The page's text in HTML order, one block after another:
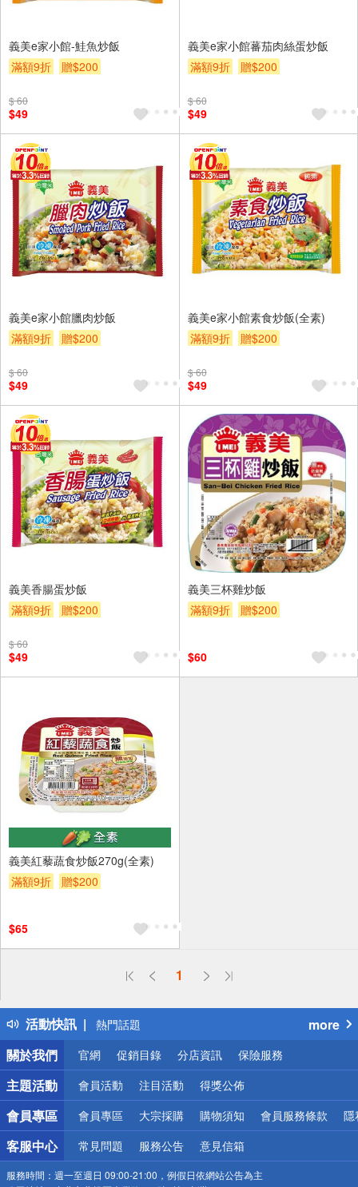
義美e家小館-鮭魚炒飯
滿額9折
贈$200
$ 60
$49
義美e家小館蕃茄肉絲蛋炒飯
滿額9折
贈$200
$ 60
$49
義美e家小館臘肉炒飯
滿額9折
贈$200
$ 60
$49
義美e家小館素食炒飯(全素)
滿額9折
贈$200
$ 60
$49
義美香腸蛋炒飯
滿額9折
贈$200
$ 60
$49
義美三杯雞炒飯
滿額9折
贈$200
$60
義美紅藜蔬食炒飯270g(全素)
滿額9折
贈$200
$65
1
活動快訊
偏遠地區配送
得獎公告
熱門話題
銀行優惠
偏遠地區配送
詐騙網頁！請小心！
more
關於我們
官網 促銷目錄 分店資訊 保險服務
主題活動 會員活動 注目活動 得獎公佈
會員專區 會員專區 大宗採購 購物須知 會員服務條款 隱
客服中心 常見問題 服務公告 意見信箱
服務時間： 週一至週日 09:00-21:00，例假日依網站公告為主